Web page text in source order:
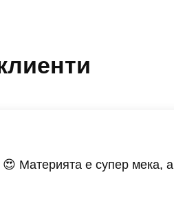
Материята е супер мека, а